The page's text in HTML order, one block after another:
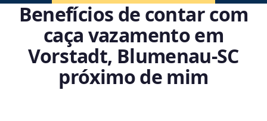
Benefícios de contar com
caça vazamento em
Vorstadt, Blumenau‑SC
próximo de mim